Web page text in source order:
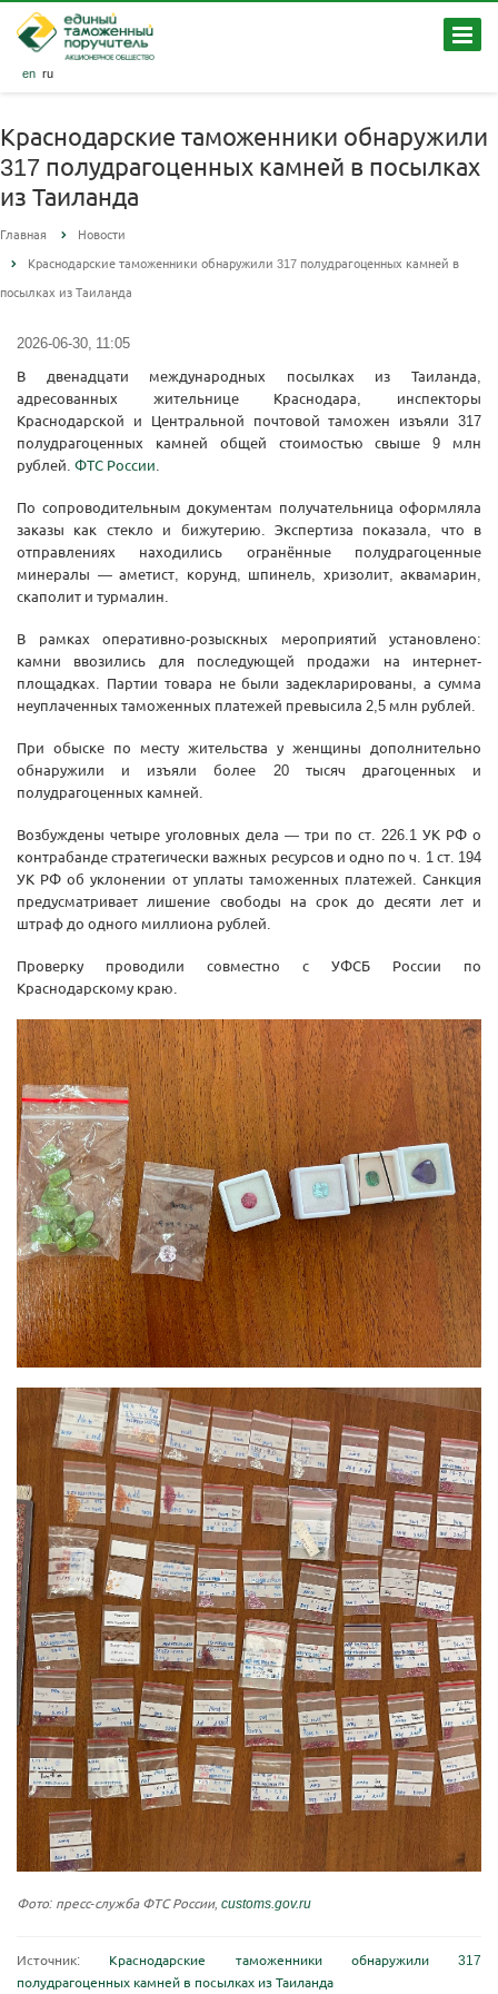
en ru
Краснодарские таможенники обнаружили
317 полудрагоценных камней в посылках
из Таиланда
Главная
Новости
Краснодарские таможенники обнаружили 317 полудрагоценных камней в
посылках из Таиланда
2026-06-30, 11:05
В двенадцати международных посылках из Таиланда,
адресованных жительнице Краснодара, инспекторы
Краснодарской и Центральной почтовой таможен изъяли 317
полудрагоценных камней общей стоимостью свыше 9 млн
рублей. ФТС России
По сопроводительным документам получательница оформляла
заказы как стекло и бижутерию. Экспертиза показала, что в
отправлениях находились огранённые полудрагоценные
минералы — аметист, корунд, шпинель, хризолит, аквамарин,
скаполит и турмалин.
В рамках оперативно-розыскных мероприятий установлено:
камни ввозились для последующей продажи на интернет-
площадках. Партии товара не были задекларированы, а сумма
неуплаченных таможенных платежей превысила 2,5 млн рублей.
При обыске по месту жительства у женщины дополнительно
обнаружили и изъяли более 20 тысяч драгоценных и
полудрагоценных камней.
Возбуждены четыре уголовных дела — три по ст. 226.1 УК РФ о
контрабанде стратегически важных ресурсов и одно по ч. 1 ст. 194
УК РФ об уклонении от уплаты таможенных платежей. Санкция
предусматривает лишение свободы на срок до десяти лет и
штраф до одного миллиона рублей.
Проверку проводили совместно с УФСБ России по
Краснодарскому краю.
Фото: пресс-служба ФТС России, customs.gov.ru
Источник: Краснодарские таможенники обнаружили 317
полудрагоценных камней в посылках из Таиланда